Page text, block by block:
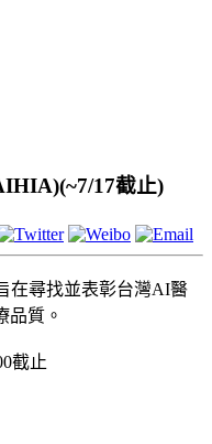
17截止)
在尋找並表彰台灣AI醫
品質。
截止